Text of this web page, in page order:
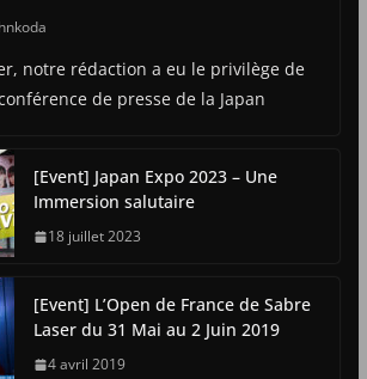
notre rédaction a eu le privilège de
de presse de la Japan
[Event] Japan Expo 2023 – Une
Immersion salutaire
18 juillet 2023
[Event] L’Open de France de Sabre
Laser du 31 Mai au 2 Juin 2019
4 avril 2019